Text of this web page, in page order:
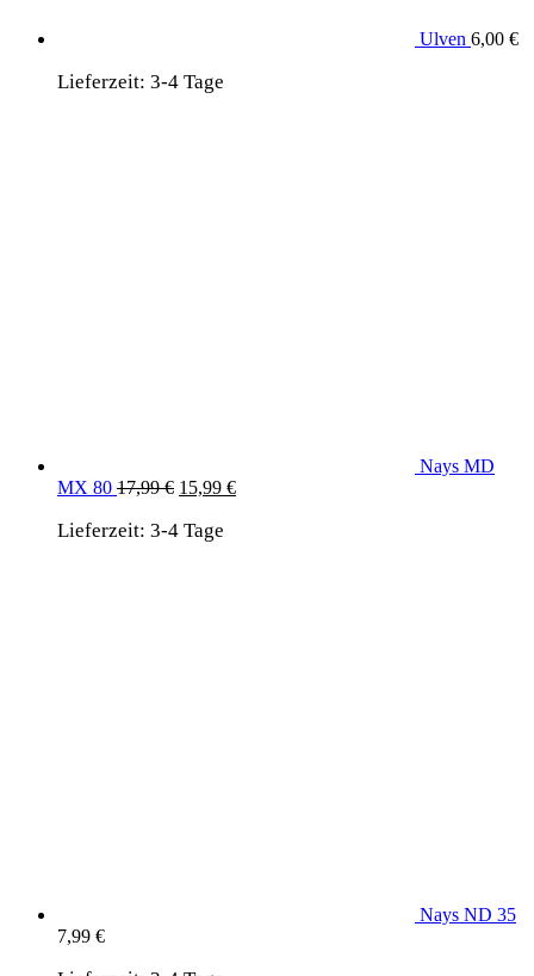
Ulven 6,00 €
Lieferzeit: 3-4 Tage
Nays MD
MX 80 17,99€ Ursprünglicher
war:
15,99 €Aktueller
Lieferzeit: 3-4 Tage
Nays ND 35
7,99 €